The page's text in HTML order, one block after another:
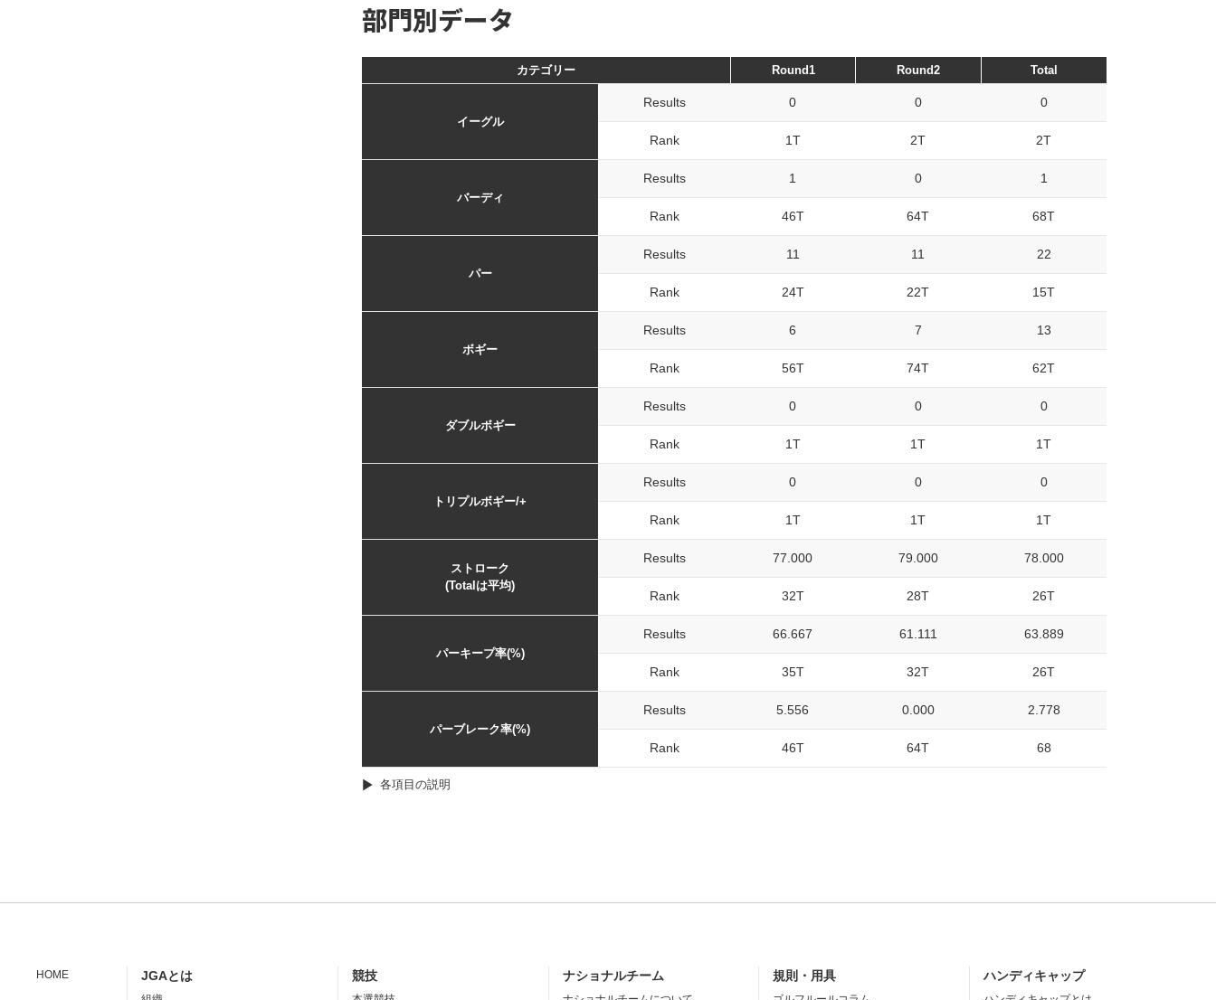
部門別データ
カテゴリー Round1 Round2 Total
イーグル
Results 0 0 0
Rank 1T 2T 2T
バーディ
Results 1 0 1
Rank 46T 64T 68T
パー
Results 11 11 22
Rank 24T 22T 15T
ボギー
Results 6 7 13
Rank 56T 74T 62T
ダブルボギー
Results 0 0 0
Rank 1T 1T 1T
トリプルボギー/+
Results 0 0 0
Rank 1T 1T 1T
ストローク
(Totalは平均)
Results 77.000 79.000 78.000
Rank 32T 28T 26T
パーキープ率(%)
Results 66.667 61.111 63.889
Rank 35T 32T 26T
パーブレーク率(%)
Results 5.556 0.000 2.778
Rank 46T 64T 68
各項目の説明
HOME JGAとは 競技 ナショナルチーム 規則・用具 ハンディキャップ